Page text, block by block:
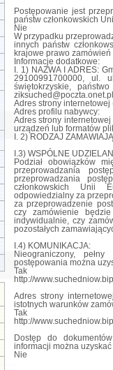
Postępowanie jest
państw członkowskich
Nie
W przypadku
innych państw
krajowe prawo
Informacje dodatkowe:
I. 1) NAZWA I ADRES:
29100991700000, ul.
świętokrzyskie,
ziksuched@poczta.onet.pl
Adres strony internetowej
Adres profilu nabywcy:
Adres strony
urządzeń lub formatów
I. 2) RODZAJ
I.3) WSPÓLNE
Podział obowiązków
przeprowadzania
przeprowadzania
członkowskich Unii
odpowiedzialny za
za przeprowadzenie
czy zamówienie
indywidualnie, czy
pozostałych
I.4) KOMUNIKACJA:
Nieograniczony,
postępowania można
Tak
http://
Adres strony
istotnych warunków
Tak
http://
Dostęp do
informacji można
Nie